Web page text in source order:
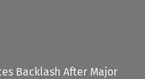
Backlash After Major